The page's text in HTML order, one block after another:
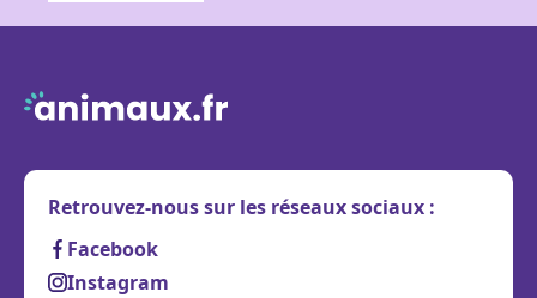
Retrouvez-nous sur les réseaux sociaux :
Facebook
Instagram